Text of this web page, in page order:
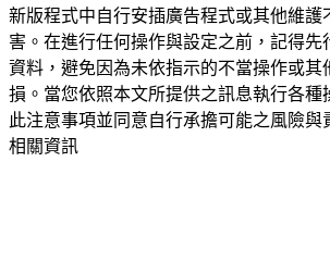
新版程式中自行安插廣告程式或其他維護
害。在進行任何操作與設定之前，記得先
資料，避免因為未依指示的不當操作或其
損。當您依照本文所提供之訊息執行各種
此注意事項並同意自行承擔可能之風險與
相關資訊